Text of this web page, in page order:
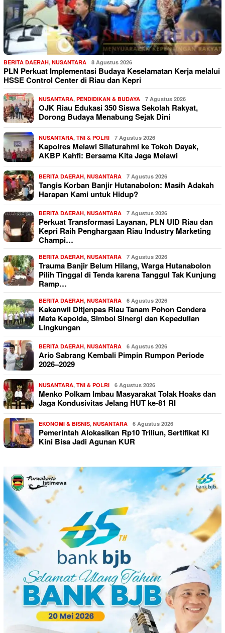
BERITA DAERAH, NUSANTARA 8 Agustus 2026
PLN Perkuat Implementasi Budaya Keselamatan Kerja melalui
HSSE Control Center di Riau dan Kepri
NUSANTARA, PENDIDIKAN & BUDAYA 7 Agustus 2026
OJK Riau Edukasi 350 Siswa Sekolah Rakyat,
Dorong Budaya Menabung Sejak Dini
NUSANTARA, TNI & POLRI 7 Agustus 2026
Kapolres Melawi Silaturahmi ke Tokoh Dayak,
AKBP Kahfi: Bersama Kita Jaga Melawi
BERITA DAERAH, NUSANTARA 7 Agustus 2026
Tangis Korban Banjir Hutanabolon: Masih Adakah
Harapan Kami untuk Hidup?
BERITA DAERAH, NUSANTARA 7 Agustus 2026
Perkuat Transformasi Layanan, PLN UID Riau dan
Kepri Raih Penghargaan Riau Industry Marketing
Champi…
BERITA DAERAH, NUSANTARA 7 Agustus 2026
Trauma Banjir Belum Hilang, Warga Hutanabolon
Pilih Tinggal di Tenda karena Tanggul Tak Kunjung
Ramp…
BERITA DAERAH, NUSANTARA 6 Agustus 2026
Kakanwil Ditjenpas Riau Tanam Pohon Cendera
Mata Kapolda, Simbol Sinergi dan Kepedulian
Lingkungan
BERITA DAERAH, NUSANTARA 6 Agustus 2026
Ario Sabrang Kembali Pimpin Rumpon Periode
2026–2029
NUSANTARA, TNI & POLRI 6 Agustus 2026
Menko Polkam Imbau Masyarakat Tolak Hoaks dan
Jaga Kondusivitas Jelang HUT ke-81 RI
EKONOMI & BISNIS, NUSANTARA 6 Agustus 2026
Pemerintah Alokasikan Rp10 Triliun, Sertifikat KI
Kini Bisa Jadi Agunan KUR